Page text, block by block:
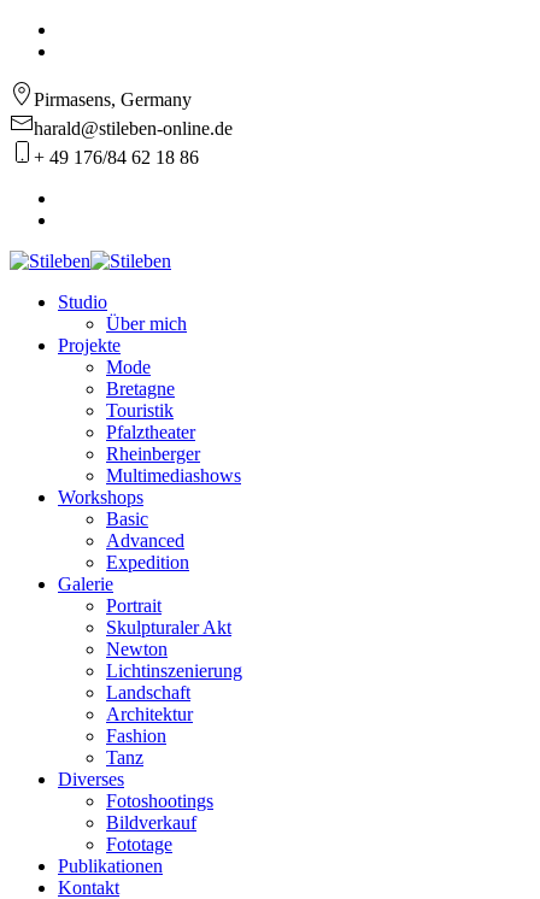
Pirmasens, Germany
harald@stileben-online.de
+ 49 176/84 62 18 86
Studio
Über mich
Projekte
Mode
Bretagne
Touristik
Pfalztheater
Rheinberger
Multimediashows
Workshops
Basic
Advanced
Expedition
Galerie
Portrait
Skulpturaler Akt
Newton
Lichtinszenierung
Landschaft
Architektur
Fashion
Tanz
Diverses
Fotoshootings
Bildverkauf
Fototage
Publikationen
Kontakt